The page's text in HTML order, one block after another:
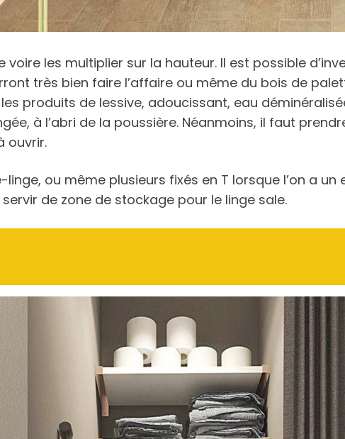
les multiplier sur la hauteur. Il est possible
très bien faire l’affaire ou même du bois de
produits de lessive, adoucissant, eau
à l’abri de la poussière. Néanmoins, il faut
ouvrir.
ou même plusieurs fixés en T lorsque l’on a
de zone de stockage pour le linge sale.